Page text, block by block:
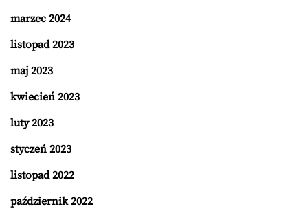
marzec 2024
listopad 2023
maj 2023
kwiecień 2023
luty 2023
styczeń 2023
listopad 2022
październik 2022